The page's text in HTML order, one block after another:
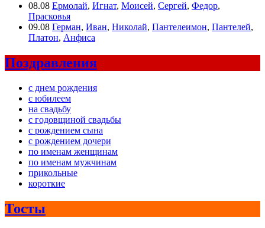
08.08 Ермолай, Игнат, Моисей, Сергей, Федор,
Прасковья
09.08 Герман, Иван, Николай, Пантелеимон, Пантелей,
Платон, Анфиса
Поздравления
с днем рождения
с юбилеем
на свадьбу
с годовщиной свадьбы
с рождением сына
с рождением дочери
по именам женщинам
по именам мужчинам
прикольные
короткие
Тосты